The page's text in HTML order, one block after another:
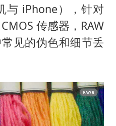
与 iPhone），针对
传感器，RAW
见的伪色和细节丢